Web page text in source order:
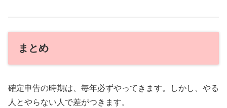
まとめ
確定申告の時期は、毎年必ずやってきます。しかし、やる
人とやらない人で差がつきます。